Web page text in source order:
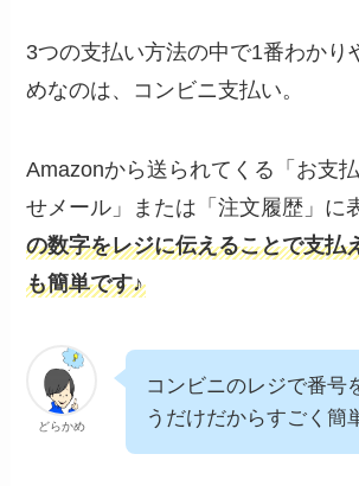
3つの支払い方法の中で1番わかり
めなのは、コンビニ支払い。
Amazonから送られてくる「お支
せメール」または「注文履歴」に
の数字をレジに伝えることで支払
も簡単です♪
どらかめ
コンビニのレジで番号
うだけだからすごく簡